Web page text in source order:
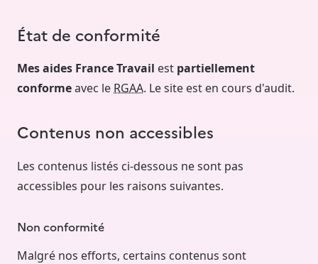
État de conformité
Mes aides France Travail est partiellement
conformeavec leRGAA. Le site est en cours d'audit.
Contenus non accessibles
Les contenus listés ci-dessous ne sont pas
accessibles pour les raisons suivantes.
Non conformité
Malgré nos efforts, certains contenus sont